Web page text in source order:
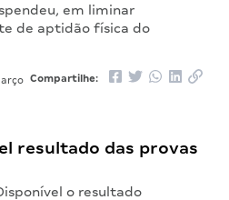
em liminar
de aptidão física do
Compartilhe:
resultado das provas
o resultado